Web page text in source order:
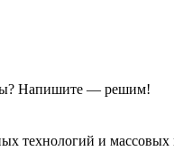
Напишите — решим!
технологий и